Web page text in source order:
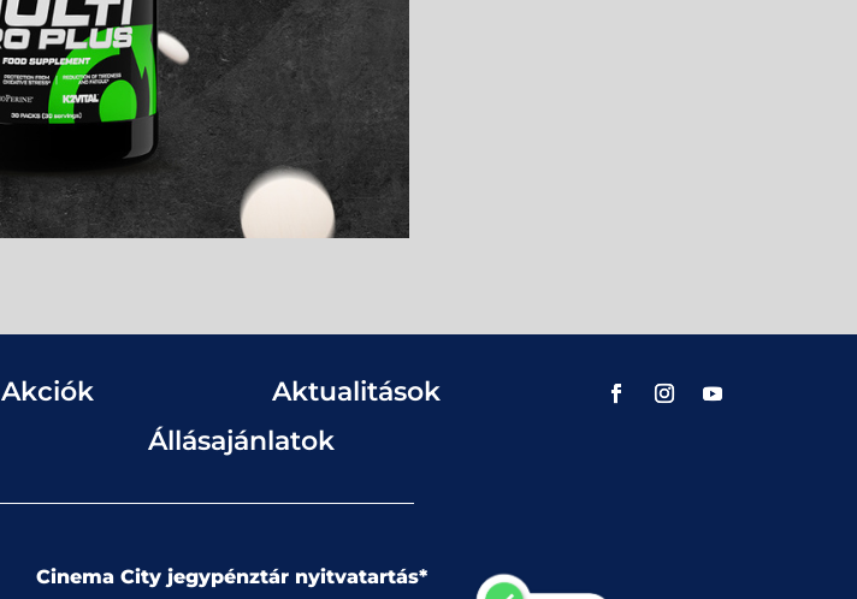
Akciók
Aktualitások
Állásajánlatok
Cinema City jegypénztár nyitvatartás*